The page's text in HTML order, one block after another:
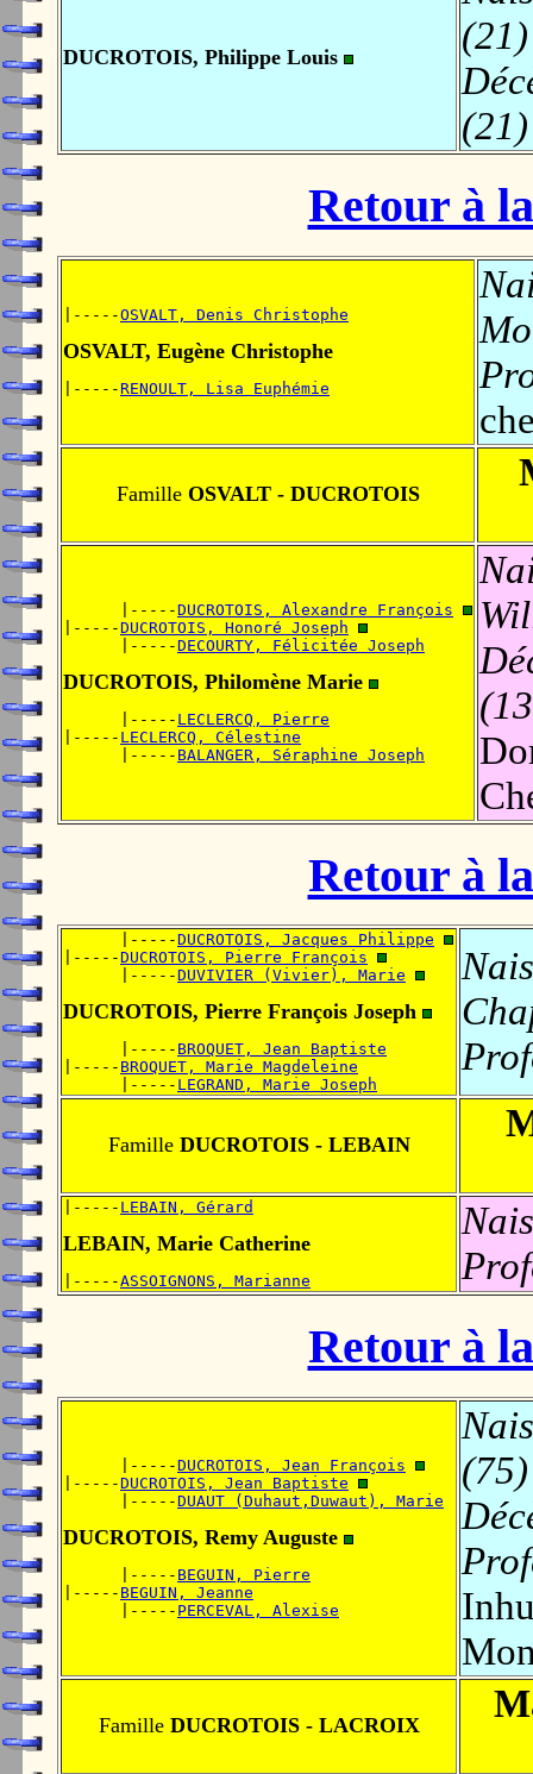
DUCROTOIS, Philippe Louis
(21)
(21)
Retour à
|-----OSVALT, Denis Christophe
OSVALT, Eugène Christophe
|-----RENOULT, Lisa Euphémie
FamilleOSVALT - DUCROTOIS
      |-----
DUCROTOIS, Alexandre François
|-----DUCROTOIS, Honoré Joseph
      |-----
DECOURTY, Félicitée Joseph
DUCROTOIS, Philomène Marie
      |-----
LECLERCQ, Pierre
|----- LECLERCQ, Célestine
      |-----
BALANGER, Séraphine Joseph
Retour à
      |-----
DUCROTOIS, Jacques Philippe
|-----DUCROTOIS, Pierre François
      |-----
DUVIVIER (Vivier), Marie
DUCROTOIS, Pierre François Joseph
      |-----
BROQUET, Jean Baptiste
|----- BROQUET, Marie Magdeleine
      |-----
LEGRAND, Marie Joseph
FamilleDUCROTOIS - LEBAIN
|----- LEBAIN, Gérard
LEBAIN, Marie Catherine
|-----ASSOIGNONS, Marianne
Retour à
      |-----
DUCROTOIS, Jean François
|-----DUCROTOIS, Jean Baptiste
      |-----
DUAUT (Duhaut,Duwaut), Marie
DUCROTOIS, Remy Auguste
      |-----
BEGUIN, Pierre
|----- BEGUIN, Jeanne
      |-----
PERCEVAL, Alexise
(75)
FamilleDUCROTOIS - LACROIX